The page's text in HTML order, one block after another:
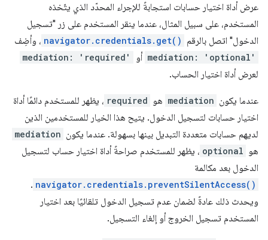
عرض أداة اختيار حسابات استجابةً للإجراء المحدّد الذي يتّخذه
المستخدم، على سبيل المثال، عندما ينقر المستخدم على زر "تسجيل
الدخول" اتصل بالرقم navigator.credentials.get() ، وأضِف
mediation: 'optional' أو mediation: 'required'
لعرض أداة اختيار الحساب.
عندما يكون mediation هو required ، يظهر للمستخدم دائمًا أداة
اختيار حسابات لتسجيل الدخول. يتيح هذا الخيار للمستخدمين الذين
لديهم حسابات متعددة التبديل بينها بسهولة. عندما يكون mediation
هو optional ، يظهر للمستخدم صراحةً أداة اختيار حساب لتسجيل
الدخول بعد مكالمة
navigator.credentials.preventSilentAccess()
.
ويحدث ذلك عادةً لضمان عدم تسجيل الدخول تلقائيًا بعد اختيار
المستخدم تسجيل الخروج أو إلغاء التسجيل.